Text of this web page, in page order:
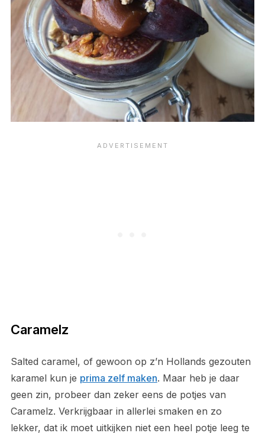
Caramelz
Salted caramel, of gewoon op z’n Hollands gezouten
karamel kun je prima zelf maken. Maar heb je daar
geen zin, probeer dan zeker eens de potjes van
Caramelz. Verkrijgbaar in allerlei smaken en zo
lekker, dat ik moet uitkijken niet een heel potje leeg te